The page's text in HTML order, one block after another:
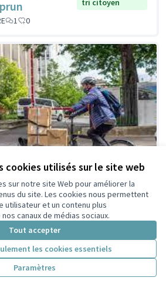
cookies utilisés sur le site web
sur notre site Web pour améliorer la
du site. Les cookies nous permettent
utilisateur et un contenu plus
canaux de médias sociaux.
Tout accepter
les cookies essentiels
Paramètres
tri citoyen
1 0
pour
Retenue par le tri
8